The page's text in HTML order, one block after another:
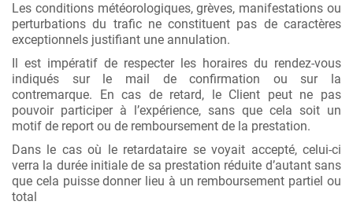
Les conditions météorologiques, grèves, manifestations ou
perturbations du trafic ne constituent pas de caractères
exceptionnels justifiant une annulation.
Il est impératif de respecter les horaires du rendez-vous
indiqués sur le mail de confirmation ou sur la
contremarque. En cas de retard, le Client peut ne pas
pouvoir participer à l’expérience, sans que cela soit un
motif de report ou de remboursement de la prestation.
Dans le cas où le retardataire se voyait accepté, celui-ci
verra la durée initiale de sa prestation réduite d’autant sans
que cela puisse donner lieu à un remboursement partiel ou
total